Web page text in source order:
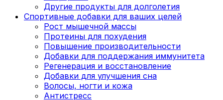
Другие продукты для долголетия
Спортивные добавки для ваших целей
Рост мышечной массы
Протеины для похудения
Повышение производительности
Добавки для поддержания иммунитета
Регенерация и восстановление
Добавки для улучшения сна
Волосы, ногти и кожа
Антистресс